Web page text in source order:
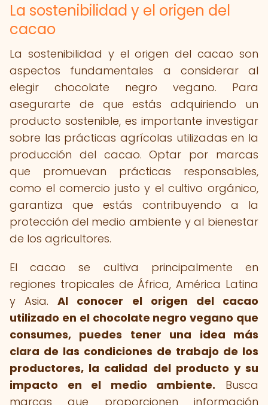
La sostenibilidad y el origen del
cacao
La sostenibilidad y el origen del cacao son
aspectos fundamentales a considerar al
elegir chocolate negro vegano. Para
asegurarte de que estás adquiriendo un
producto sostenible, es importante investigar
sobre las prácticas agrícolas utilizadas en la
producción del cacao. Optar por marcas
que promuevan prácticas responsables,
como el comercio justo y el cultivo orgánico,
garantiza que estás contribuyendo a la
protección del medio ambiente y al bienestar
de los agricultores.
El cacao se cultiva principalmente en
regiones tropicales de África, América Latina
y Asia.Al conocer el origen del cacao
utilizado en el chocolate negro vegano que
consumes, puedes tener una idea más
clara de las condiciones de trabajo de los
productores, la calidad del producto y su
impacto en el medio ambiente. Busca
marcas que proporcionen información